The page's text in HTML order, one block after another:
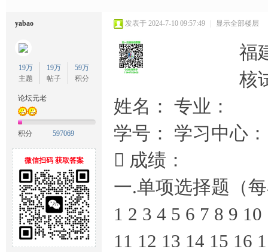
题
yabao
19万
主题
19万
帖子
59万
积分
论坛元老
积分 597069
微信扫码 获取答案
发表于 2024-7-10 09:57:49 | 显示全部楼层
福
核
姓名： 专业：
学号： 学习中心：
 成绩：
一.单项选择题（
1 2 3 4 5 6 7 8 9 10
11 12 13 14 15 16